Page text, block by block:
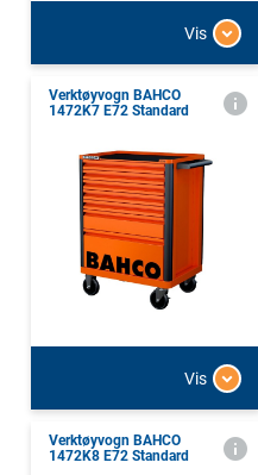
Vis
Verktøyvogn BAHCO
1472K7 E72 Standard
Vis
Verktøyvogn BAHCO
1472K8 E72 Standard